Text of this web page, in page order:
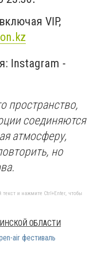
VIP,
Instagram -
пространство,
соединяются
атмосферу,
но
и нажмите Ctrl+Enter, чтобы
ОБЛАСТИ
air фестиваль